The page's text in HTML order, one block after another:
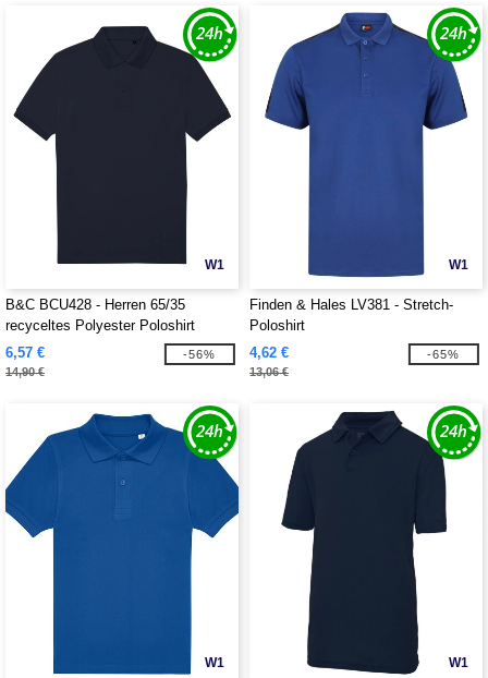
W1
B&C BCU428 - Herren 65/35
recyceltes Polyester Poloshirt
6,57 €
14,90 €
-56%
W1
Finden & Hales LV381 - Stretch-
Poloshirt
4,62 €
13,06 €
-65%
W1 W1